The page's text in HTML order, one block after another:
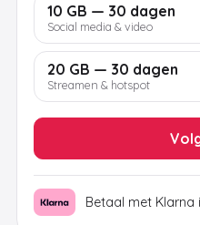
10 GB — 30 dagen
Social media & video
20 GB — 30 dagen
Streamen & hotspot
Betaal met Klarna